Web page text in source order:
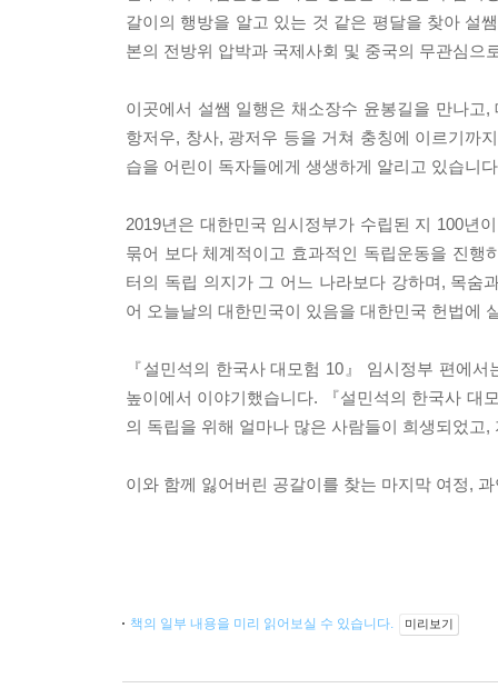
갈이의 행방을 알고 있는 것 같은 평달을 찾아 설
본의 전방위 압박과 국제사회 및 중국의 무관심으
이곳에서 설쌤 일행은 채소장수 윤봉길을 만나고
항저우, 창사, 광저우 등을 거쳐 충칭에 이르기까
습을 어린이 독자들에게 생생하게 알리고 있습니
2019년은 대한민국 임시정부가 수립된 지 100년
묶어 보다 체계적이고 효과적인 독립운동을 진행
터의 독립 의지가 그 어느 나라보다 강하며, 목숨
어 오늘날의 대한민국이 있음을 대한민국 헌법에
『설민석의 한국사 대모험 10』 임시정부 편에
높이에서 이야기했습니다. 『설민석의 한국사 대
의 독립을 위해 얼마나 많은 사람들이 희생되었고
이와 함께 잃어버린 공갈이를 찾는 마지막 여정,
책의 일부 내용을 미리 읽어보실 수 있습니다. 미리보기